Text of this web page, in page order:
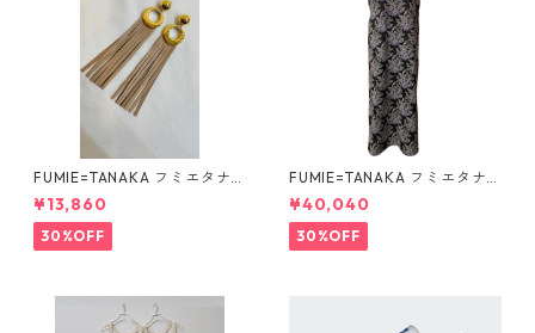
FUMIE=TANAKA フミエタナ
カ ring fringe earring F23A
-55 NU
¥13,860
30%OFF
FUMIE=TANAKA フミエタナ
カ flower JQ OP (BLK)F25S-
13
¥40,040
30%OFF